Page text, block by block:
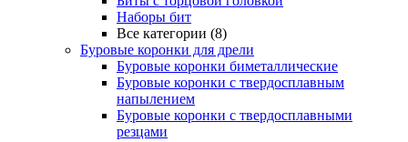
Наборы бит
Все категории (8)
Буровые коронки для дрели
Буровые коронки биметаллические
Буровые коронки с твердосплавным
напылением
Буровые коронки с твердосплавными
резцами